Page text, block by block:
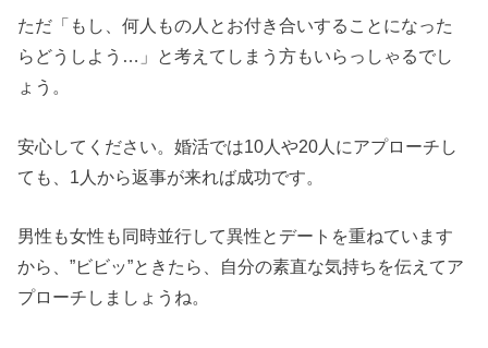
ただ「もし、何人もの人とお付き合いすることになった
らどうしよう…」と考えてしまう方もいらっしゃるでし
ょう。
安心してください。婚活では10人や20人にアプローチし
ても、1人から返事が来れば成功です。
男性も女性も同時並行して異性とデートを重ねています
から、”ビビッ”ときたら、自分の素直な気持ちを伝えてア
プローチしましょうね。